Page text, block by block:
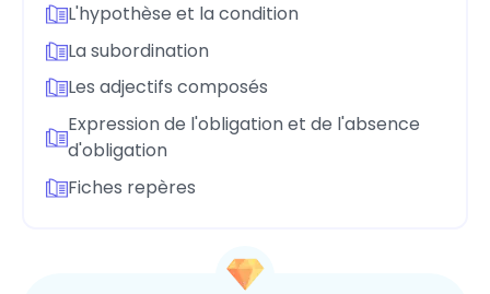
L'hypothèse et la condition
La subordination
Les adjectifs composés
Expression de l'obligation et de l'absence
d'obligation
Fiches repères